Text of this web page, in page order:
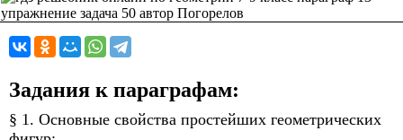
Задания к параграфам:
§ 1. Основные свойства простейших геометрических